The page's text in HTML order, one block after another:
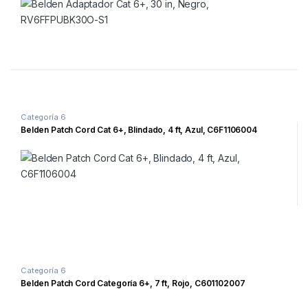
Categoría 6
Belden Patch Cord Cat 6+, Blindado, 4 ft, Azul, C6F1106004
Categoría 6
Belden Patch Cord Categoría 6+, 7 ft, Rojo, C601102007